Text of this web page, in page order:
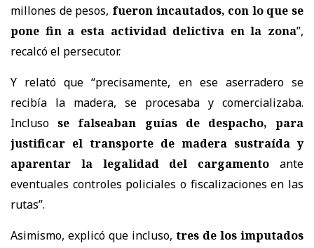
millones de pesos, fueron incautados, con lo que se
pone fin a esta actividad delictiva en la zona”,
recalcó el persecutor.
Y relató que “precisamente, en ese aserradero se
recibía la madera, se procesaba y comercializaba.
Inclusose falseaban guías de despacho, para
justificar el transporte de madera sustraída y
aparentar la legalidad del cargamento ante
eventuales controles policiales o fiscalizaciones en las
rutas”.
Asimismo, explicó que incluso, tres de los imputados